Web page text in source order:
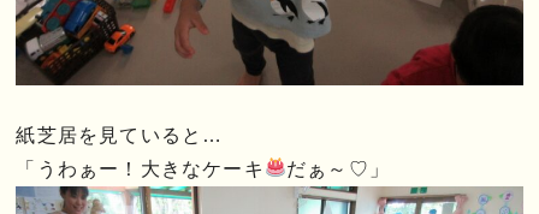
紙芝居を見ていると…
「うわぁー！大きなケーキ
だぁ～♡」